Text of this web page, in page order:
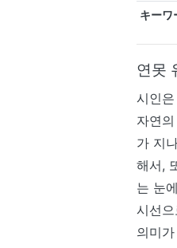
キーワ
연못
시인
자연
가 지
해서,
는 눈
시선
의미